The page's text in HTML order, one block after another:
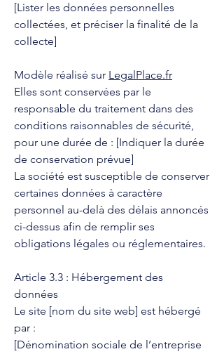
[Lister les données personnelles
collectées, et préciser la finalité de la
collecte]
Modèle réalisé sur LegalPlace.fr
Elles sont conservées par le
responsable du traitement dans des
conditions raisonnables de sécurité,
pour une durée de : [Indiquer la durée
de conservation prévue]
La société est susceptible de conserver
certaines données à caractère
personnel au-delà des délais annoncés
ci-dessus afin de remplir ses
obligations légales ou réglementaires.
Article 3.3 : Hébergement des
données
Le site [nom du site web] est hébergé
par :
[Dénomination sociale de l’entreprise